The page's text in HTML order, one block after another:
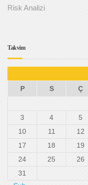
Risk Analizi
Takvim
P S Ç
3
4 5
10
11 12
17
18 19
24
25 26
31